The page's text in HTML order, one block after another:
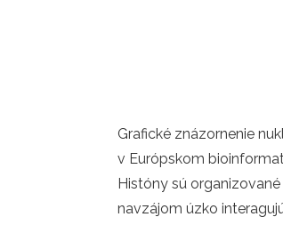
Grafické znázornenie
v Európskom
Históny sú
navzájom úzko